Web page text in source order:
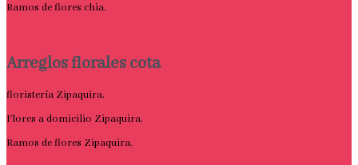
Ramos de flores chia.
Arreglos florales cota
floristería Zipaquira.
Flores a domicilio Zipaquira.
Ramos de flores Zipaquira.